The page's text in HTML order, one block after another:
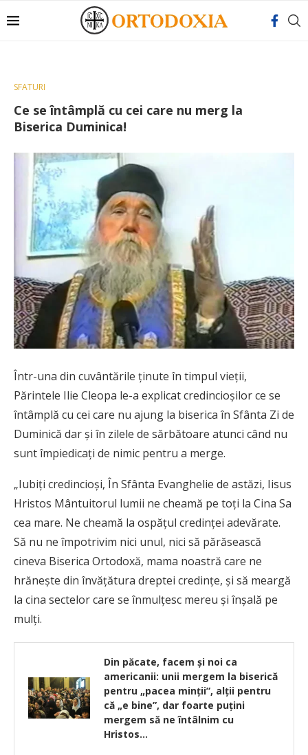
SFATURI
Ce se întâmplă cu cei care nu merg la
Biserica Duminica!
Într-una din cuvântările ținute în timpul vieții,
Părintele Ilie Cleopa le-a explicat credincioșilor ce se
întâmplă cu cei care nu ajung la biserica în Sfânta Zi de
Duminică dar și în zilele de sărbătoare atunci când nu
sunt împiedicați de nimic pentru a merge.
„Iubiți credincioși, În Sfânta Evanghelie de astăzi, Iisus
Hristos Mântuitorul lumii ne cheamă pe toți la Cina Sa
cea mare. Ne cheamă la ospățul credinței adevărate.
Să nu ne împotrivim nici unul, nici să părăsească
cineva Biserica Ortodoxă, mama noastră care ne
hrănește din învățătura dreptei credințe, și să meargă
la cina sectelor care se înmulțesc mereu și înșală pe
mulți.
Din păcate, facem şi noi ca
americanii: unii mergem la biserică
pentru „pacea minţii”, alţii pentru
că „e bine”, dar foarte puţini
mergem să ne întâlnim cu
Hristos…